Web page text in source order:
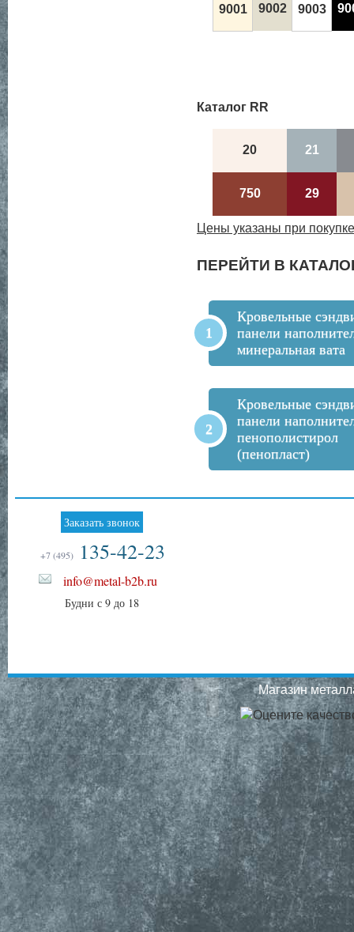
9001 9002 9003
Каталог RR
20 21
750 29
Цены указаны при
ПЕРЕЙТИ В
Кровельные
панели
минеральная вата
Кровельные
панели
пенополистирол
(пенопласт)
Заказать звонок
+7 (495) 135-42-23
info@metal-b2b.ru
Будни с 9 до 18
Магазин